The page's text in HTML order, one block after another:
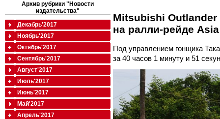
Mitsubishi
на ралли-рейде
Под управлением гонщика
за 40 часов 1 минуту и 51
Архив рубрики "Новости
издательства"
Декабрь'2017
Ноябрь'2017
Октябрь'2017
Сентябрь'2017
Август'2017
Июль'2017
Июнь'2017
Май'2017
Апрель'2017